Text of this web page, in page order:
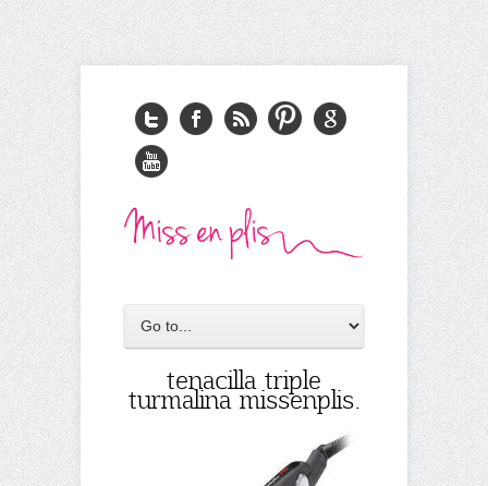
tenacilla triple
turmalina missenplis.